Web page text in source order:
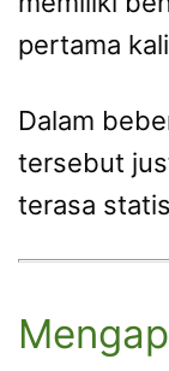
pertama
Dalam
tersebut
terasa